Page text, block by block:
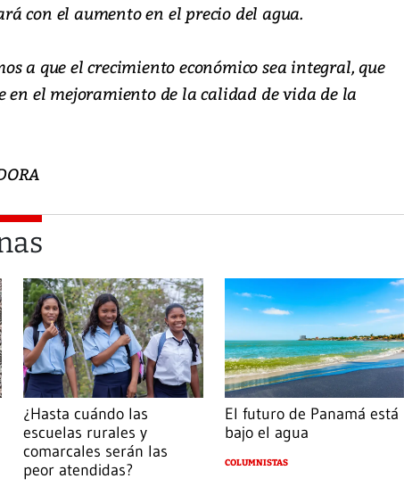
con el aumento en el precio del agua.
a que el crecimiento económico sea integral, que
en el mejoramiento de la calidad de vida de la
¿Hasta cuándo las
escuelas rurales y
comarcales serán las
peor atendidas?
El futuro de Panamá está
bajo el agua
COLUMNISTAS